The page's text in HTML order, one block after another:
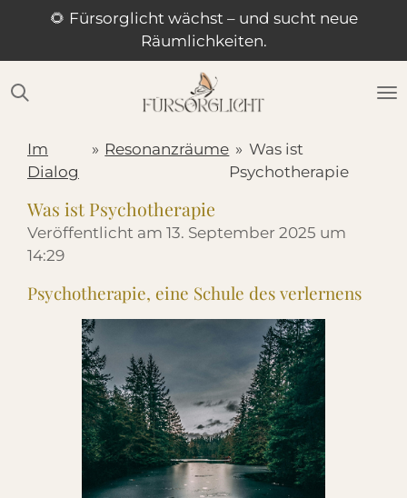
springen
🌻 Fürsorglicht wächst – und sucht neue
Räumlichkeiten.
Im
Dialog
» Resonanzräume » Was ist
Psychotherapie
Was ist Psychotherapie
Veröffentlicht am 13. September 2025 um
14:29
Psychotherapie, eine Schule des verlernens